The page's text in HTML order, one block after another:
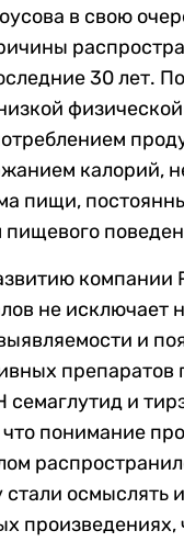
в свою
30 лет.
физической
калорий,
пищи,
пищевого
компании
не исключает
и
препаратов
и
что понимание
осмыслять
произведениях,